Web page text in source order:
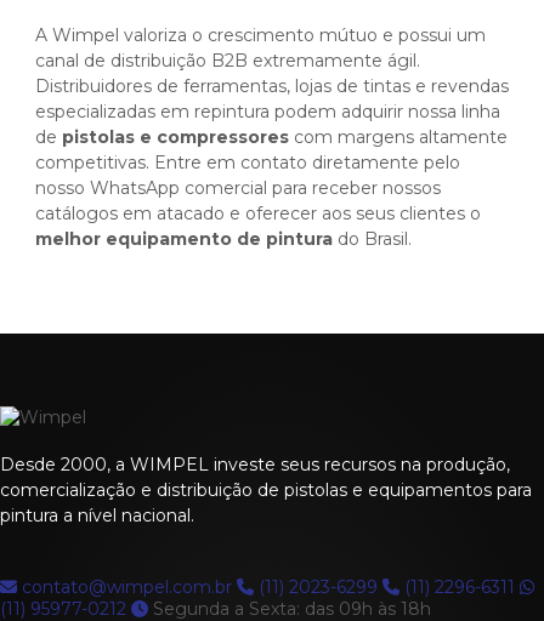
A Wimpel valoriza o crescimento mútuo e possui um
canal de distribuição B2B extremamente ágil.
Distribuidores de ferramentas, lojas de tintas e revendas
especializadas em repintura podem adquirir nossa linha
de pistolas e compressores com margens altamente
competitivas. Entre em contato diretamente pelo
nosso WhatsApp comercial para receber nossos
catálogos em atacado e oferecer aos seus clientes o
melhor equipamento de pintura do Brasil.
Desde 2000, a WIMPEL investe seus recursos na produção,
comercialização e distribuição de pistolas e equipamentos para
pintura a nível nacional.
contato@wimpel.com.br (11) 2023-6299
(11) 2296-6311
(11) 95977-0212
Segunda a Sexta: das 09h às 18h